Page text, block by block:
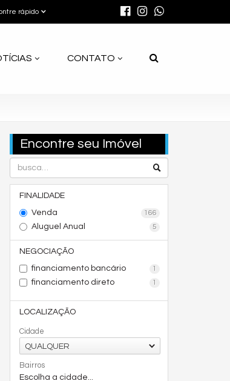
rápido
CONTATO
Encontre seu Imóvel
FINALIDADE
Venda
166
Aluguel Anual 5
NEGOCIAÇÃO
financiamento bancário
1
financiamento direto 1
LOCALIZAÇÃO
Cidade
QUALQUER
Bairros
Escolha a cidade...